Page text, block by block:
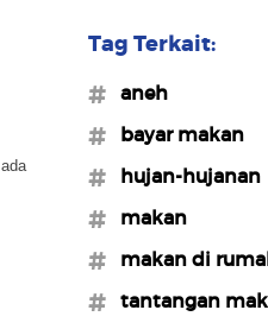
Tag Terkait:
#aneh
#bayar makan
#hujan-hujanan
#makan
#makan di
#tantangan